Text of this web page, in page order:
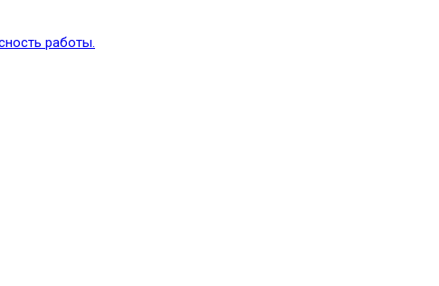
работы.